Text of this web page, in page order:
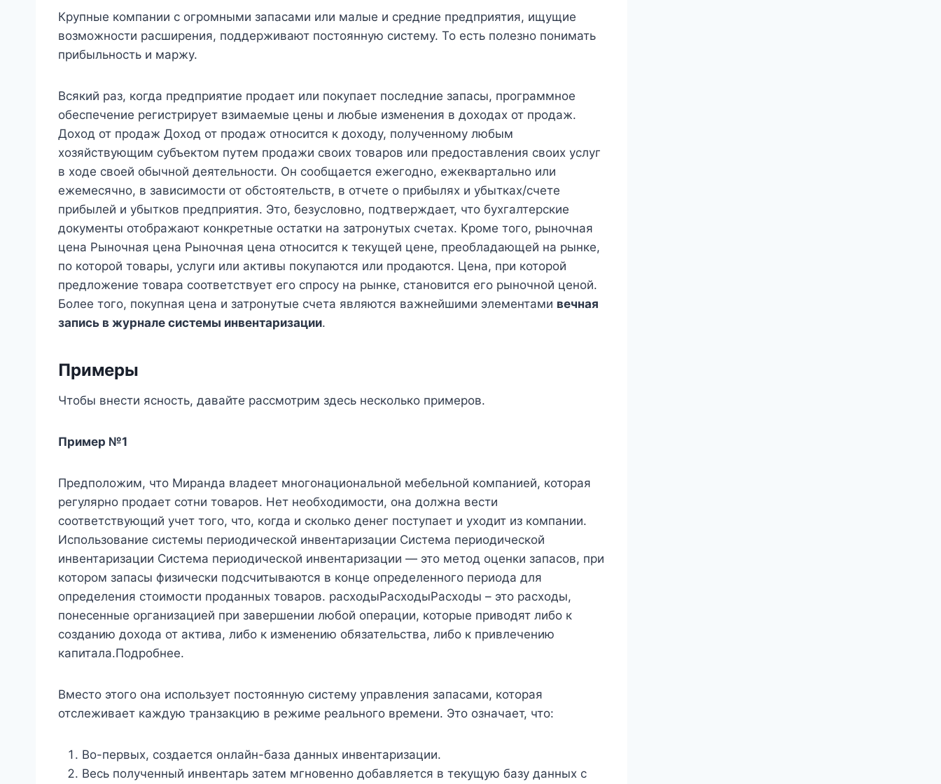
Крупные компании с огромными запасами или малые и средние предприятия, ищущие
возможности расширения, поддерживают постоянную систему. То есть полезно понимать
прибыльность и маржу.
Всякий раз, когда предприятие продает или покупает последние запасы, программное
обеспечение регистрирует взимаемые цены и любые изменения в доходах от продаж.
Доход от продаж Доход от продаж относится к доходу, полученному любым
хозяйствующим субъектом путем продажи своих товаров или предоставления своих услуг
в ходе своей обычной деятельности. Он сообщается ежегодно, ежеквартально или
ежемесячно, в зависимости от обстоятельств, в отчете о прибылях и убытках/счете
прибылей и убытков предприятия. Это, безусловно, подтверждает, что бухгалтерские
документы отображают конкретные остатки на затронутых счетах. Кроме того, рыночная
цена Рыночная цена Рыночная цена относится к текущей цене, преобладающей на рынке,
по которой товары, услуги или активы покупаются или продаются. Цена, при которой
предложение товара соответствует его спросу на рынке, становится его рыночной ценой.
Более того, покупная цена и затронутые счета являются важнейшими элементами вечная
запись в журнале системы инвентаризации.
Примеры
Чтобы внести ясность, давайте рассмотрим здесь несколько примеров.
Пример №1
Предположим, что Миранда владеет многонациональной мебельной компанией, которая
регулярно продает сотни товаров. Нет необходимости, она должна вести
соответствующий учет того, что, когда и сколько денег поступает и уходит из компании.
Использование системы периодической инвентаризации Система периодической
инвентаризации Система периодической инвентаризации — это метод оценки запасов, при
котором запасы физически подсчитываются в конце определенного периода для
определения стоимости проданных товаров. расходыРасходыРасходы – это расходы,
понесенные организацией при завершении любой операции, которые приводят либо к
созданию дохода от актива, либо к изменению обязательства, либо к привлечению
капитала.Подробнее.
Вместо этого она использует постоянную систему управления запасами, которая
отслеживает каждую транзакцию в режиме реального времени. Это означает, что:
Во-первых, создается онлайн-база данных инвентаризации.
Весь полученный инвентарь затем мгновенно добавляется в текущую базу данных с